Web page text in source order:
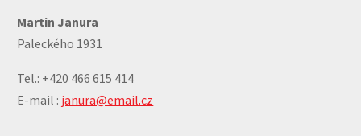
Martin Janura
Paleckého 1931
Tel.: +420 466 615 414
E-mail : janura@email.cz